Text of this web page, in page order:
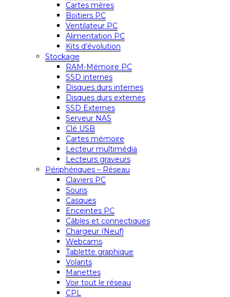
Cartes mères
Boitiers PC
Ventilateur PC
Alimentation PC
Kits d’évolution
Stockage
RAM-Mémoire PC
SSD internes
Disques durs internes
Disques durs externes
SSD Externes
Serveur NAS
Clé USB
Cartes mémoire
Lecteur multimédia
Lecteurs graveurs
Périphériques – Réseau
Claviers PC
Souris
Casques
Enceintes PC
Câbles et connectiques
Chargeur (Neuf)
Webcams
Tablette graphique
Volants
Manettes
Voir tout le réseau
CPL